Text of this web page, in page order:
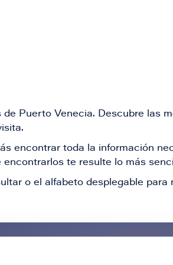
Puerto Venecia. Descubre las
encontrar toda la información
te resulte lo más
o el alfabeto desplegable para